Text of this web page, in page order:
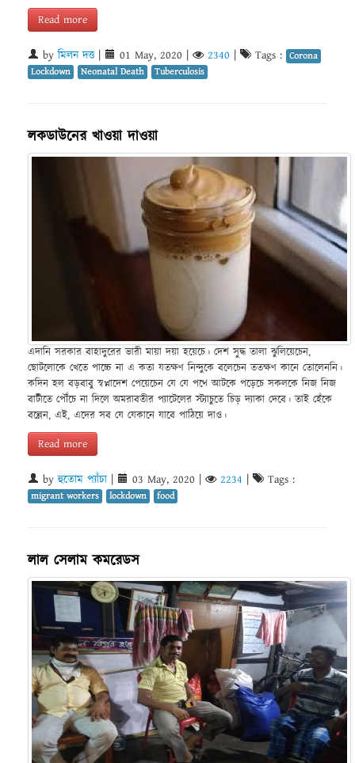
Read more
byমিলন দত্ত| 01 May, 2020 | 2340 | Tags : Corona
Lockdown
Neonatal Death Tuberculosis
লকডাউনের খাওয়া দাওয়া
এদানি সরকার বাহাদুরের ভারী মায়া দয়া হয়েচে। দেশ সুদ্ধ তালা ঝুলিয়েচেন,
ছোটলোকে খেতে পাচ্চে না এ কতা যতক্ষণ নিন্দুকে বলেচেন ততক্ষণ কানে তোলেননি।
কদিন হল বড়বাবু স্বপ্নাদেশ পেয়েচেন যে যে পথে আটকে পড়েচে সকলকে নিজ নিজ
বাটীতে পৌঁচে না দিলে অমরাবতীর প্যাটেলের স্ট্যাচুতে চিড় দ্যাকা দেবে। তাই হেঁকে
বল্লেন, এই, এদের সব যে যেকানে যাবে পাঠিয়ে দাও।
Read more
byহুতোম প্যাঁচা | 03 May, 2020 | 2234 | Tags :
migrant workers lockdown food
লাল সেলাম কমরেডস